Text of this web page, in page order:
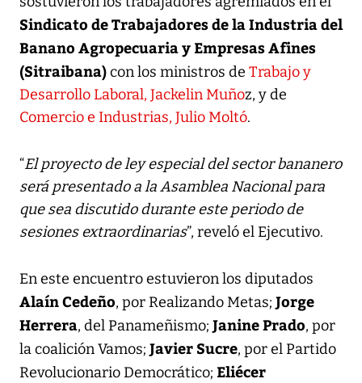
Sindicato de Trabajadores de la Industria del
Banano Agropecuaria y Empresas Afines
(Sitraibana)con los ministros de Trabajo y
Desarrollo Laboral, Jackelin Muñoz, y de
Comercio e Industrias, Julio Moltó.
“El proyecto de ley especial del sector bananero
será presentado a la Asamblea Nacional para
que sea discutido durante este periodo de
sesiones extraordinarias”, reveló el Ejecutivo.
En este encuentro estuvieron los diputados
Alaín Cedeño, por Realizando Metas; Jorge
Herrera, del Panameñismo; Janine Prado, por
la coalición Vamos; Javier Sucre, por el Partido
Revolucionario Democrático; Eliécer